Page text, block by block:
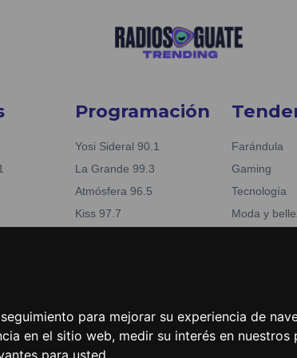
para mejorar su experiencia de
en el sitio web, medir su interés en
para usted
Programación
Yosi Sideral 90.1
La Grande 99.3
Atmósfera 96.5
Kiss 97.7
Farándula
Gaming
Tecnología
Moda y